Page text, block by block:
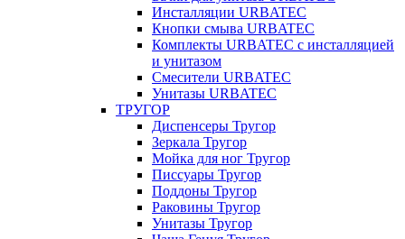
Инсталляции URBATEC
Кнопки смыва URBATEC
Комплекты URBATEC с инсталляцией
и унитазом
Смесители URBATEC
Унитазы URBATEC
ТРУГОР
Диспенсеры Тругор
Зеркала Тругор
Мойка для ног Тругор
Писсуары Тругор
Поддоны Тругор
Раковины Тругор
Унитазы Тругор